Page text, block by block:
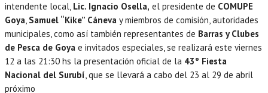
intendente local, Lic. Ignacio Osella, el presidente de COMUPE
Goya, Samuel “Kike” Cáneva y miembros de comisión, autoridades
municipales, como así también representantes de Barras y Clubes
de Pesca de Goya e invitados especiales, se realizará este viernes
12 a las 21:30 hs la presentación oficial de la 43º Fiesta
Nacional del Surubí, que se llevará a cabo del 23 al 29 de abril
próximo